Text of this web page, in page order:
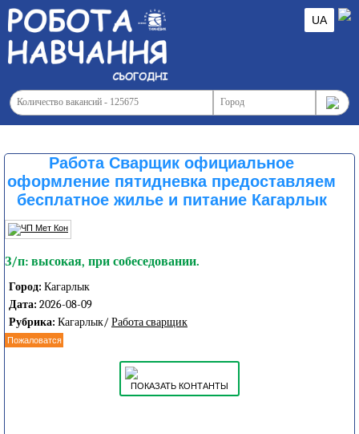
UA
Работа Сварщик официальное
оформление пятидневка предоставляем
бесплатное жилье и питание Кагарлык
З/п: высокая, при собеседовании.
Город: Кагарлык
Дата: 2026-08-09
Рубрика: Кагарлык/ Работа сварщик
Пожаловатся
ПОКАЗАТЬ КОНТАНТЫ